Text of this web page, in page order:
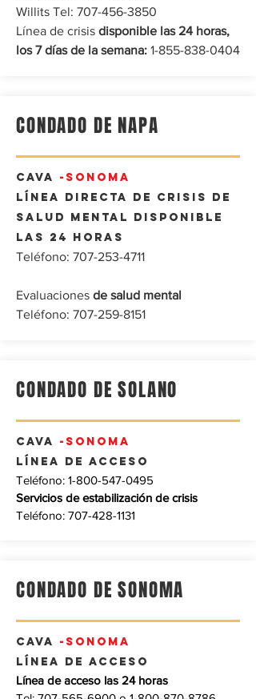
‎Willits Tel: 707-456-3850
Línea de crisis disponible las 24 horas,
los 7 días de la semana: 1-855-838-0404
CONDADO DE NAPA
CAVA -SONOMA
Línea directa de crisis de
salud mental disponible
las 24 horas
Teléfono: 707-253-4711
Evaluaciones de salud mental
Teléfono: 707-259-8151
CONDADO DE SOLANO
CAVA -SONOMA
Línea de acceso
Teléfono: 1-800-547-0495
Servicios de estabilización de crisis
Teléfono: 707-428-1131
CONDADO DE SONOMA
CAVA -SONOMA
Línea de acceso
Línea de acceso las 24 horas